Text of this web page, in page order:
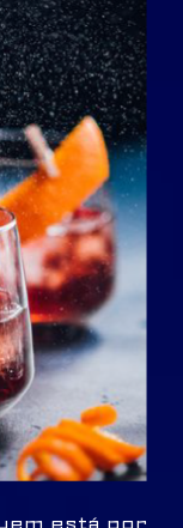
está por